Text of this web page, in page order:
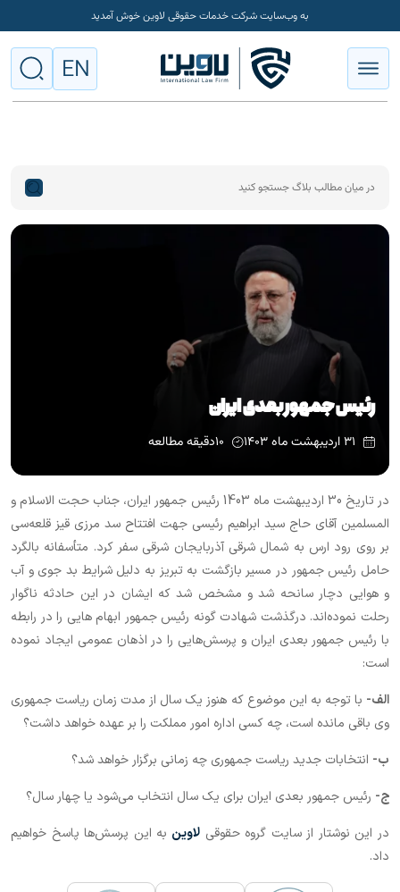
به وب‌سایت شرکت خدمات حقوقی لاوین خوش آمدید
EN
رئیس جمهور بعدی ایران
۳۱ اردیبهشت ماه ۱۴۰۳ ۱۰دقیقه مطالعه
در تاریخ 30 اردیبهشت ماه 1403 رئیس جمهور ایران، جناب حجت الاسلام و
المسلمین آقای حاج سید ابراهیم رئیسی جهت افتتاح سد مرزی قیز قلعه‌سی
بر روی رود ارس به شمال شرقی آذربایجان شرقی سفر کرد. متأسفانه بالگرد
حامل رئیس جمهور در مسیر بازگشت به تبریز به دلیل شرایط بد جوی و آب
و هوایی دچار سانحه شد و مشخص شد که ایشان در این حادثه ناگوار
رحلت نموده‌اند. درگذشت شهادت گونه رئیس جمهور ابهام هایی را در رابطه
با رئیس جمهور بعدی ایران و پرسش‌هایی را در اذهان عمومی ایجاد نموده
است:
الف- با توجه به این موضوع که هنوز یک سال از مدت زمان ریاست جمهوری
وی باقی مانده است، چه کسی اداره امور مملکت را بر عهده خواهد داشت؟
ب- انتخابات جدید ریاست جمهوری چه زمانی برگزار خواهد شد؟
ج- رئیس جمهور بعدی ایران برای یک سال انتخاب می‌شود یا چهار سال؟
در این نوشتار از سایت گروه حقوقیلاوین به این پرسش‌ها پاسخ خواهیم
داد.